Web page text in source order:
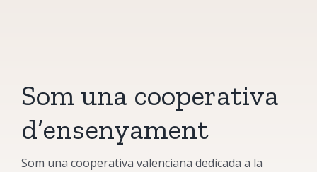
Som una cooperativa
d’ensenyament
Som una cooperativa valenciana dedicada a la